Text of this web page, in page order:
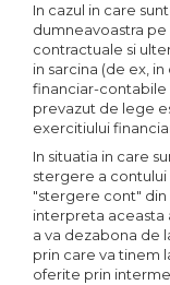
In cazul in care
dumneavoastra
contractuale si
in sarcina (de ex,
financiar-
prevazut de lege
exercitiului
In situatia in care
stergere a
"stergere cont" din
interpreta aceasta
a va dezabona de
prin care va tinem
oferite prin